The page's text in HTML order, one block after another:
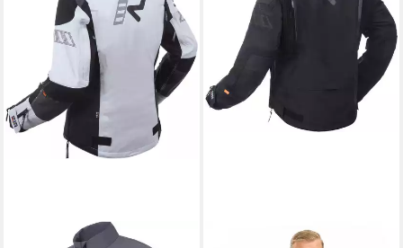
Motorradjacke
Motorradjacke Shield-